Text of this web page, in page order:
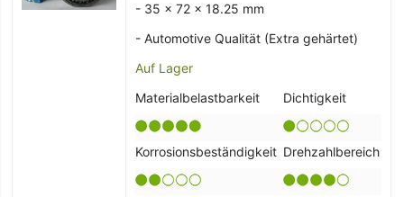
- 35 x 72 x 18.25 mm
- Automotive Qualität (Extra gehärtet)
Auf Lager
Materialbelastbarkeit
Dichtigkeit
Korrosionsbeständigkeit Drehzahlbereich